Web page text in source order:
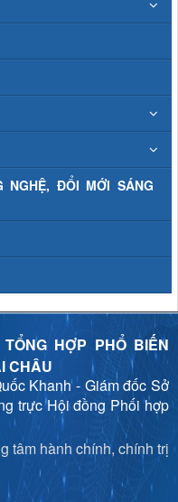
NGHỆ, ĐỔI MỚI SÁNG
HỢP PHỔ BIẾN
CHÂU
Khanh - Giám đốc Sở
trực Hội đồng Phối hợp
tâm hành chính, chính trị